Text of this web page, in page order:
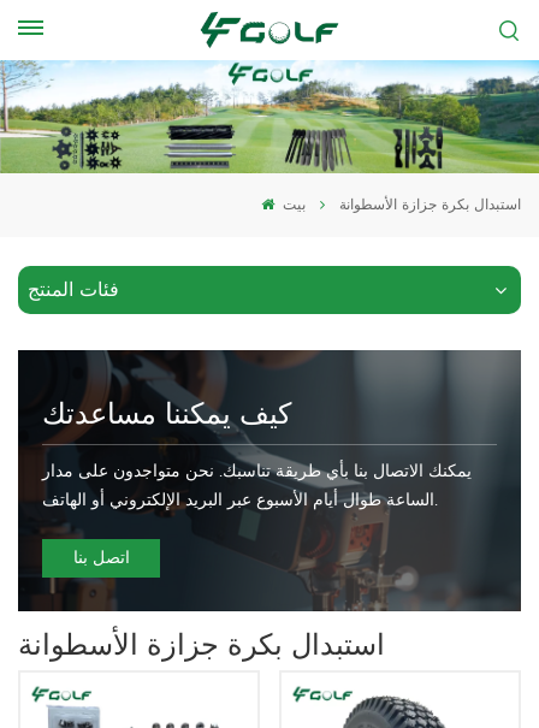
بيت استبدال بكرة جزازة الأسطوانة
فئات المنتج
كيف يمكننا مساعدتك
يمكنك الاتصال بنا بأي طريقة تناسبك. نحن متواجدون على مدار
الساعة طوال أيام الأسبوع عبر البريد الإلكتروني أو الهاتف.
اتصل بنا
استبدال بكرة جزازة الأسطوانة